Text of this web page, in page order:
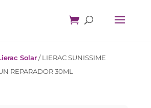
Solar/LIERAC SUNISSIME
REPARADOR 30ML